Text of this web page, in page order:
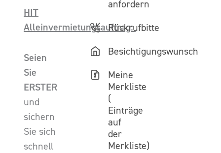
HIT
Alleinvermietungsauftrag:
Seien
Sie
ERSTER
und
sichern
Sie sich
schnell
anfordern
Rückrufbitte
Besichtigungswunsch
Meine
Merkliste
(
Einträge
auf
der
Merkliste)